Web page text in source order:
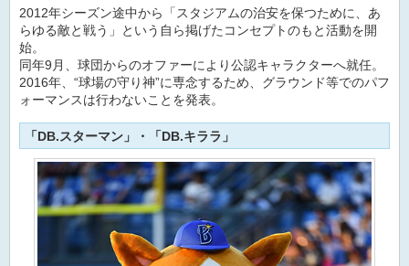
2012年シーズン途中から「スタジアムの治安を保つために、あ
らゆる敵と戦う」という自ら掲げたコンセプトのもと活動を開
始。
同年9月、球団からのオファーにより公認キャラクターへ就任。
2016年、“球場の守り神”に専念するため、グラウンド等でのパフ
ォーマンスは行わないことを発表。
「DB.スターマン」・「DB.キララ」